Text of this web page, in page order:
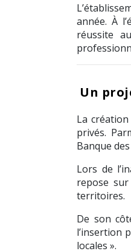
année. À
réussite
Un
La
privés.
Banque
Lors de
repose
territoires.
De son
l’insertion
locales ».